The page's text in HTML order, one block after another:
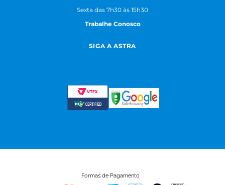
Sexta das 7h30 às 15h30
Trabalhe Conosco
SIGA A ASTRA
Formas de Pagamento